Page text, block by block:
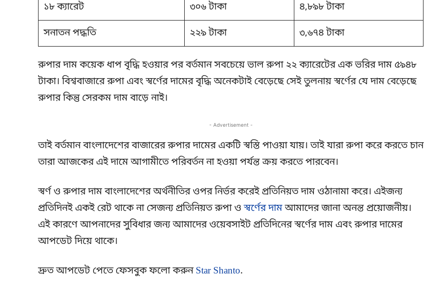
১৮ ক্যারেট ৩০৬ টাকা ৪,৮৯৮ টাকা
সনাতন পদ্ধতি ২২৯ টাকা ৩,৬৭৪ টাকা
রুপার দাম কয়েক ধাপ বৃদ্ধি হওয়ার পর বর্তমান সবচেয়ে ভাল রুপা ২২ ক্যারেটের এক ভরির দাম ৫৯৪৮
টাকা। বিশ্ববাজারে রুপা এবং স্বর্ণের দামের বৃদ্ধি অনেকটাই বেড়েছে সেই তুলনায় স্বর্ণের যে দাম বেড়েছে
রুপার কিন্তু সেরকম দাম বাড়ে নাই।
- Advertisement -
তাই বর্তমান বাংলাদেশের বাজারের রুপার দামের একটি স্বস্তি পাওয়া যায়। তাই যারা রুপা করে করতে চান
তারা আজকের এই দামে আগামীতে পরিবর্তন না হওয়া পর্যন্ত ক্রয় করতে পারবেন।
স্বর্ণ ও রুপার দাম বাংলাদেশের অর্থনীতির ওপর নির্ভর করেই প্রতিনিয়ত দাম ওঠানামা করে। এইজন্য
প্রতিদিনই একই রেট থাকে না সেজন্য প্রতিনিয়ত রুপা ওস্বর্ণের দামআমাদের জানা অনন্ত প্রয়োজনীয়।
এই কারণে আপনাদের সুবিধার জন্য আমাদের ওয়েবসাইট প্রতিদিনের স্বর্ণের দাম এবং রুপার দামের
আপডেট দিয়ে থাকে।
দ্রুত আপডেট পেতে ফেসবুক ফলো করুন Star Shanto.